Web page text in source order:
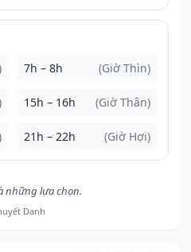
7h – 8h (Giờ Thìn)
15h – 16h (Giờ Thân)
21h – 22h (Giờ Hợi)
những lựa chọn.
Danh